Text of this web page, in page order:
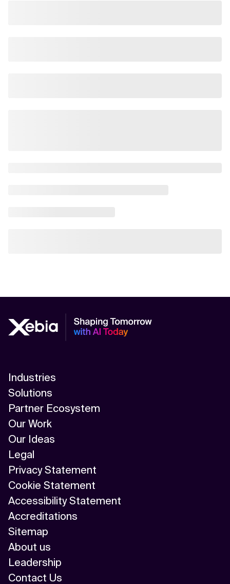
Industries
Solutions
Partner Ecosystem
Our Work
Our Ideas
Legal
Privacy Statement
Cookie Statement
Accessibility Statement
Accreditations
Sitemap
About us
Leadership
Contact Us